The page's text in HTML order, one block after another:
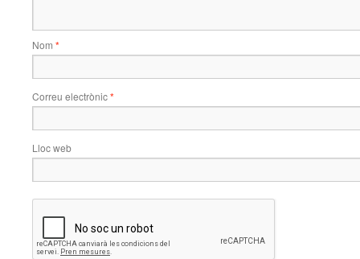
Nom *
Correu electrònic*
Lloc web